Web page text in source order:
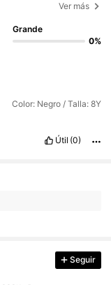
Ver más
Grande
0%
Color: Negro / Talla: 8Y
Útil (0)
Seguir